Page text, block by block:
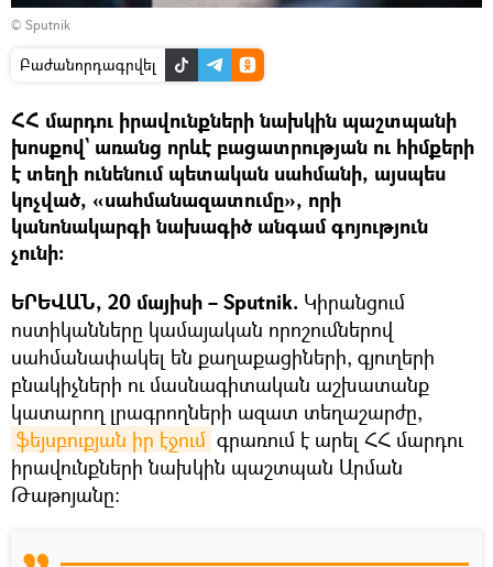
© Sputnik
Բաժանորդագրվել
ՀՀ մարդու իրավունքների նախկին պաշտպանի
խոսքով` առանց որևէ բացատրության ու հիմքերի
է տեղի ունենում պետական սահմանի, այսպես
կոչված, «սահմանազատումը», որի
կանոնակարգի նախագիծ անգամ գոյություն
չունի։
ԵՐԵՎԱՆ, 20 մայիսի – Sputnik. Կիրանցում
ոստիկանները կամայական որոշումներով
սահմանափակել են քաղաքացիների, գյուղերի
բնակիչների ու մասնագիտական աշխատանք
կատարող լրագրողների ազատ տեղաշարժը,
ֆեյսբուքյան իր էջում գրառում է արել ՀՀ մարդու
իրավունքների նախկին պաշտպան Արման
Թաթոյանը։